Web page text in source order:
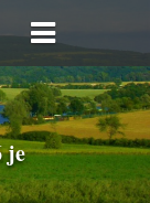
je